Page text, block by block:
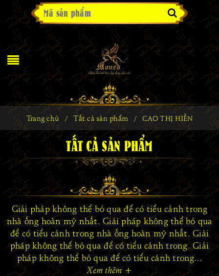
Trang chủ / Tất cả sản phẩm / CAO THỊ HIỀN
TẤT CẢ SẢN PHẨM
Giải pháp không thể bỏ qua để có tiểu cảnh trong
nhà ống hoàn mỹ nhất. Giải pháp không thể bỏ qua
để có tiểu cảnh trong nhà ống hoàn mỹ nhất. Giải
pháp không thể bỏ qua để có tiểu cảnh trong. Giải
pháp không thể bỏ qua để có tiểu cảnh trong...
Xem thêm+